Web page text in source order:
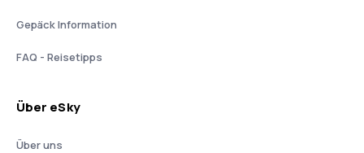
Gepäck Information
FAQ - Reisetipps
Über eSky
Über uns